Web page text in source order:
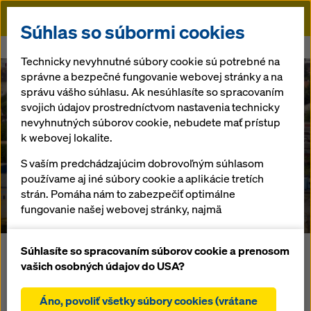
Doka
Lakeside Park
Bratislava
Slovensko
V Bratislave bola pre TriGranit Development Corporation
postavená 84 m vysoká kancelárska budova „Lakeside
Park“ s úžitkovou plochou 90 000 m². Aby sa ušetril drahý
čas žeriava, na zhotovenie monolitického betónového jadra
Súhlas so súbormi cookies
Technicky nevyhnutné súbory cookie sú potrebné na
správne a bezpečné fungovanie webovej stránky a na
správu vášho súhlasu. Ak nesúhlasíte so spracovaním
svojich údajov prostredníctvom nastavenia technicky
nevyhnutných súborov cookie, nebudete mať prístup
k webovej lokalite.
S vaším predchádzajúcim dobrovoľným súhlasom
používame aj iné súbory cookie a aplikácie tretích
strán. Pomáha nám to zabezpečiť optimálne
fungovanie našej webovej stránky, najmä
stránky (funkčné a štatistické súbory cookie),
uľahčenie hladkého procesu nákupu pri používaní
štatistické súbory cookie),
Súhlasíte so spracovaním súborov cookie a prenosom
vašich osobných údajov do USA?
Áno, povoliť všetky súbory cookies (vrátane